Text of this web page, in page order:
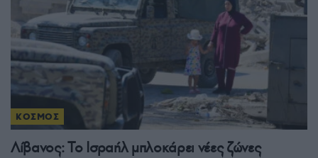
ΚΟΣΜΟΣ
Λίβανος: Το Ισραήλ μπλοκάρει νέες ζώνες